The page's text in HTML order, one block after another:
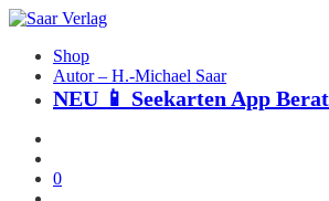
Shop
Autor – H.-Michael Saar
NEU 📱 Seekarten App
0